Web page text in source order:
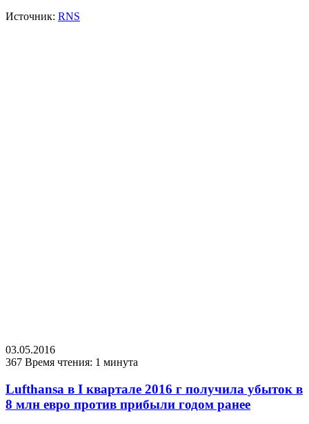
Источник: RNS
03.05.2016
367 Время чтения: 1 минута
Lufthansa в I квартале 2016 г получила убыток в
8 млн евро против прибыли годом ранее